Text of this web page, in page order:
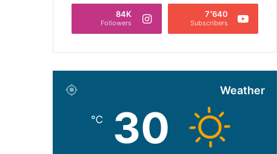
7٬640
Subscribers
84K
Followers
Weather
30
℃